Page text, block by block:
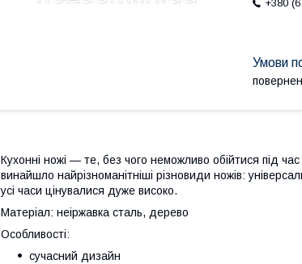
+380
Кухонні ножі — те, без чого неможливо обійтися під час
винайшло найрізноманітніші різновиди ножів:
усі часи цінувалися дуже високо.
Матеріал: неіржавка сталь, дерево
Особливості:
сучасний дизайн